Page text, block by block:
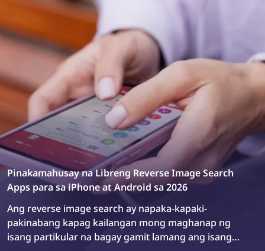
Pinakamahusay na Libreng Reverse Image Search
Apps para sa iPhone at Android sa 2026
Ang reverse image search ay napaka-kapaki-
pakinabang kapag kailangan mong maghanap ng
isang partikular na bagay gamit lamang ang isang